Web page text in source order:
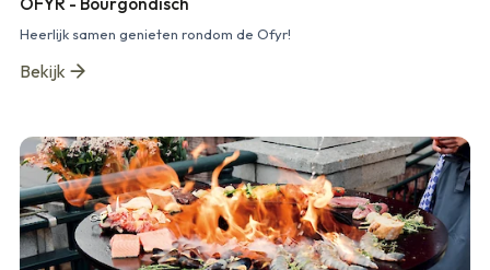
Heerlijk samen genieten rondom de Ofyr!
Bekijk